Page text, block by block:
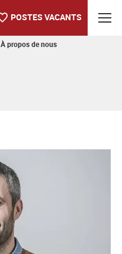
POSTES VACANTS
À propos de nous